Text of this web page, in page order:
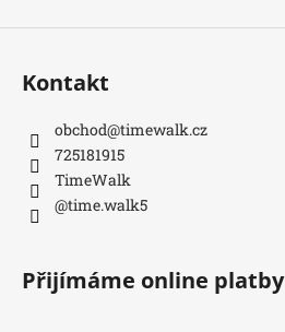
Kontakt
obchod@timewalk.cz
725181915
TimeWalk
@time.walk5
Přijímáme online platby